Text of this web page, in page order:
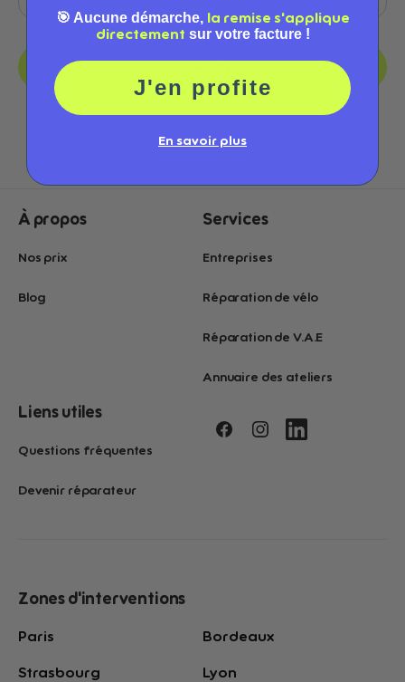
À propos
Nos prix
Blog
Services
Entreprises
Réparation de vélo
Réparation de V.A.E
Annuaire des ateliers
Liens utiles
Questions fréquentes
Devenir réparateur
Zones d'interventions
Paris Bordeaux
Strasbourg Lyon
🎯 Aucune démarche, la remise s'applique
directement sur votre facture !
J'en profite
En savoir plus